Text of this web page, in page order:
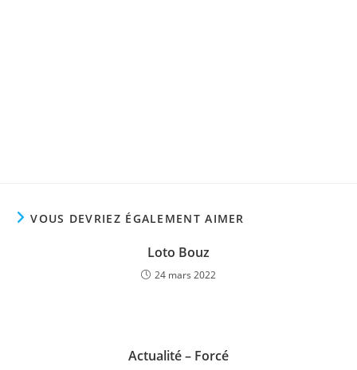
VOUS DEVRIEZ ÉGALEMENT AIMER
Loto Bouz
24 mars 2022
Actualité – Forcé